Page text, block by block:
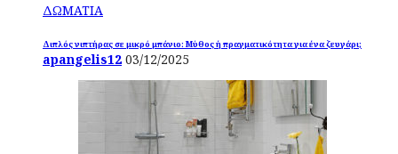
ΔΩΜΑΤΙΑ
Διπλός νιπτήρας σε μικρό μπάνιο: Μύθος ή πραγματικότητα για ένα ζευγάρι;
apangelis12 03/12/2025